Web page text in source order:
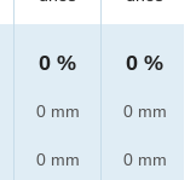
0 %
0 mm
0 mm
0 %
0 mm
0 mm